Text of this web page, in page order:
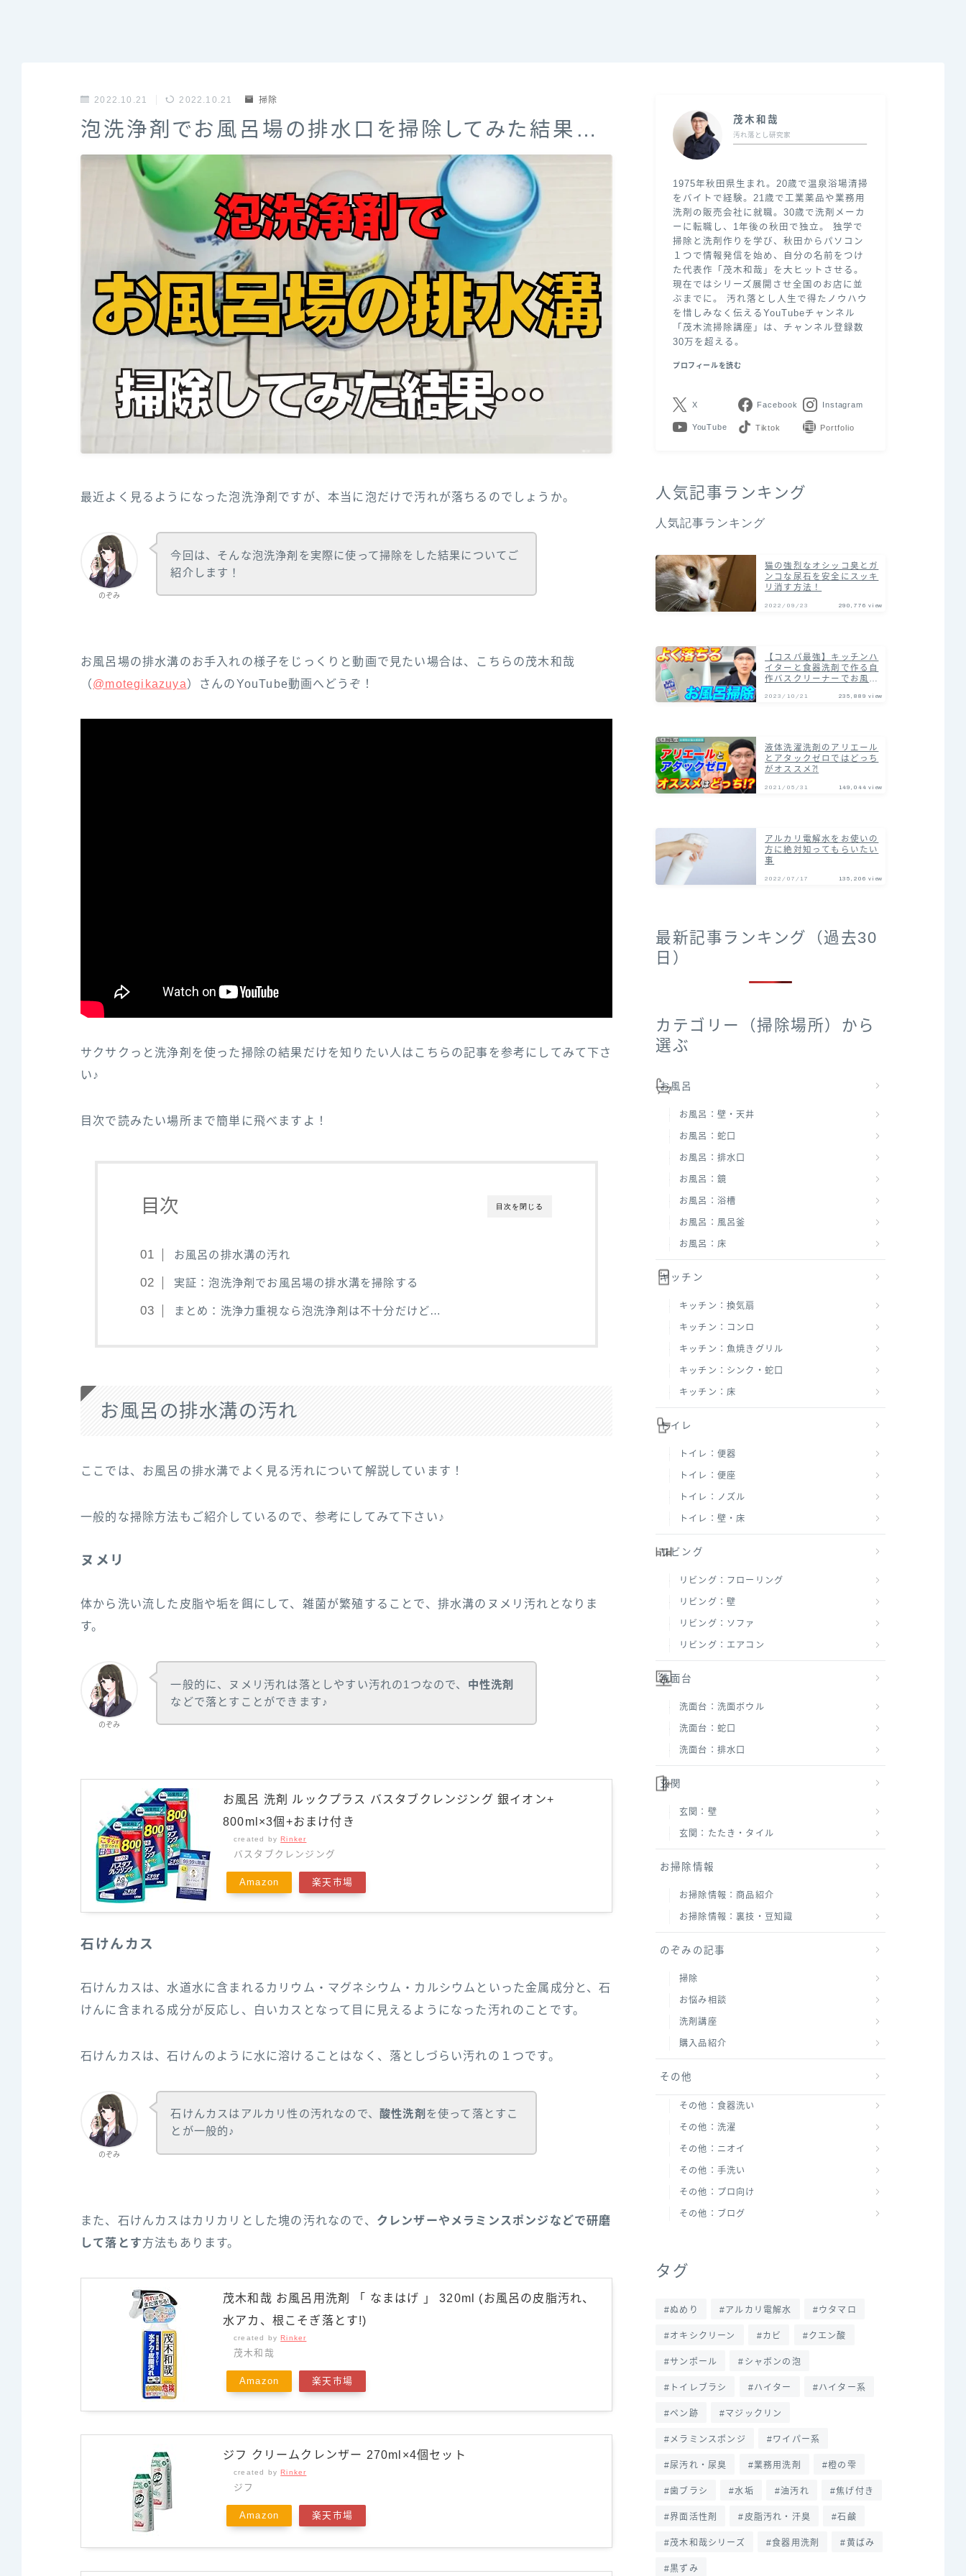
2022.10.21 2022.10.21 掃除
泡洗浄剤でお風呂場の排水口を掃除してみた結果…
最近よく見るようになった泡洗浄剤ですが、本当に泡だけで汚れが落ちるのでしょうか。
のぞみ
今回は、そんな泡洗浄剤を実際に使って掃除をした結果についてご
紹介します！
お風呂場の排水溝のお手入れの様子をじっくりと動画で見たい場合は、こ‌ち‌ら‌の‌茂‌木‌和‌哉‌
（‌‌@motegikazuya‌‌）‌さ‌ん‌の‌YouTube‌動画へどうぞ！
サクサクっと洗浄剤を使った掃除の結果だけを知りたい人はこちらの記事を参考にしてみて下さ
い♪
目次で読みたい場所まで簡単に飛べますよ！
目次を閉じる
目次
お風呂の排水溝の汚れ
実証：泡洗浄剤でお風呂場の排水溝を掃除する
まとめ：洗浄力重視なら泡洗浄剤は不十分だけど…
お風呂の排水溝の汚れ
ここでは、お風呂の排水溝でよく見る汚れについて解説しています！
一般的な掃除方法もご紹介しているので、参考にしてみて下さい♪
ヌメリ
体から洗い流した皮脂や垢を餌にして、雑菌が繁殖することで、排水溝のヌメリ汚れとなりま
す。
のぞみ
一般的に、ヌメリ汚れは落としやすい汚れの1つなので、 中性洗剤
などで落とすことができます♪
お風呂 洗剤 ルックプラス バスタブクレンジング 銀イオン+
800ml×3個+おまけ付き
created byRinker
バスタブクレンジング
Amazon 楽天市場
石けんカス
石けんカスは、水道水に含まれるカリウム・マグネシウム・カルシウムといった金属成分と、石
けんに含まれる成分が反応し、白いカスとなって目に見えるようになった汚れのことです。
石けんカスは、石けんのように水に溶けることはなく、落としづらい汚れの１つです。
のぞみ
石けんカスはアルカリ性の汚れなので、 酸性洗剤 を使って落とすこ
とが一般的♪
また、石けんカスはカリカリとした塊の汚れなので、 クレンザーやメラミンスポンジなどで研磨
して落とす方法もあります。
茂木和哉 お風呂用洗剤 「 なまはげ 」 320ml (お風呂の皮脂汚れ、
水アカ、根こそぎ落とす!)
created byRinker
茂木和哉
Amazon 楽天市場
ジフ クリームクレンザー 270ml×4個セット
created byRinker
ジフ
Amazon 楽天市場
茂木和哉
汚れ落とし研究家
1975年秋田県生まれ。20歳で温泉浴場清掃
をバイトで経験。21歳で工業薬品や業務用
洗剤の販売会社に就職。30歳で洗剤メーカ
ーに転職し、1年後の秋田で独立。 独学で
掃除と洗剤作りを学び、秋田からパソコン
１つで情報発信を始め、自分の名前をつけ
た代表作「茂木和哉」を大ヒットさせる。
現在ではシリーズ展開させ全国のお店に並
ぶまでに。 汚れ落とし人生で得たノウハウ
を惜しみなく伝えるYouTubeチャンネル
「茂木流掃除講座」は、チャンネル登録数
30万を超える。
プロフィールを読む
X Facebook Instagram
YouTube LINE Contact
人気記事ランキング
人気記事ランキング
猫の強烈なオシッコ臭とガ
ンコな尿石を安全にスッキ
リ消す方法！
2022/09/23 290,776 view
【コスパ最強】キッチンハ
イターと食器洗剤で作る自
作バスクリーナーでお風呂
術！
2023/10/21 235,889 view
液体洗濯洗剤のアリエール
とアタックゼロではどっち
がオススメ⁈
2021/05/31 149,044 view
アルカリ電解水をお使いの
方に絶対知ってもらいたい
事
2022/07/17 135,206 view
最新記事ランキング（過去30
日）
カテゴリー（掃除場所）から
選ぶ
お風呂
お風呂：壁・天井
お風呂：蛇口
お風呂：排水口
お風呂：鏡
お風呂：浴槽
お風呂：風呂釜
お風呂：床
キッチン
キッチン：換気扇
キッチン：コンロ
キッチン：魚焼きグリル
キッチン：シンク・蛇口
キッチン：床
トイレ
トイレ：便器
トイレ：便座
トイレ：ノズル
トイレ：壁・床
リビング
リビング：フローリング
リビング：壁
リビング：ソファ
リビング：エアコン
洗面台
洗面台：洗面ボウル
洗面台：蛇口
洗面台：排水口
玄関
玄関：壁
玄関：たたき・タイル
お掃除情報
お掃除情報：商品紹介
お掃除情報：裏技・豆知識
のぞみの記事
掃除
お悩み相談
洗剤講座
購入品紹介
その他
その他：食器洗い
その他：洗濯
その他：ニオイ
その他：手洗い
その他：プロ向け
その他：ブログ
タグ
ぬめり アルカリ電解水 ウタマロ
オキシクリーン カビ クエン酸
サンポール シャボンの泡
トイレブラシ ハイター ハイター系
ペン跡 マジックリン
メラミンスポンジ ワイパー系
尿汚れ・尿臭 業務用洗剤 橙の雫
歯ブラシ 水垢 油汚れ 焦げ付き
界面活性剤 皮脂汚れ・汗臭 石鹸
茂木和哉シリーズ 食器用洗剤 黄ばみ
黒ずみ